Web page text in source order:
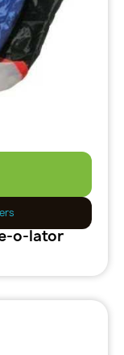
o-lator